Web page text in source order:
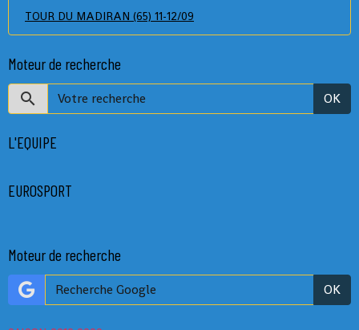
TOUR DU MADIRAN (65) 11-12/09
Moteur de recherche
OK
L'EQUIPE
EUROSPORT
Moteur de recherche
OK